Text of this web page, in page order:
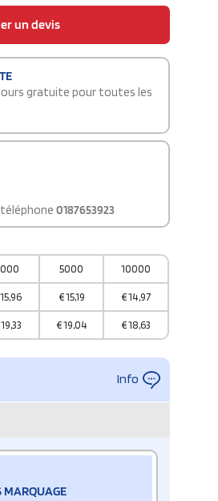
un devis
gratuite pour toutes les
0187653923
5000 10000
15,96 €15,19 €14,97
19,33 €19,04 €18,63
Info
MARQUAGE